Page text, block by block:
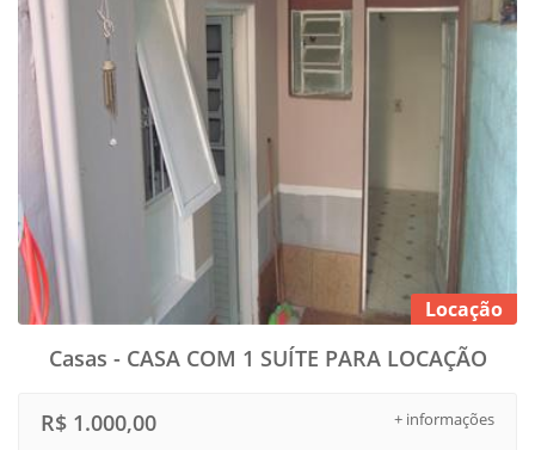
Locação
Casas - CASA COM 1 SUÍTE PARA LOCAÇÃO
+ informações
R$ 1.000,00